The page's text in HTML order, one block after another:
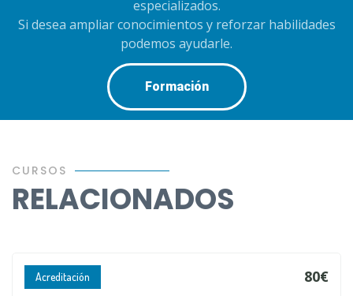
especializados.
Si desea ampliar conocimientos y reforzar habilidades
podemos ayudarle.
Formación
CURSOS
RELACIONADOS
Acreditación 80€